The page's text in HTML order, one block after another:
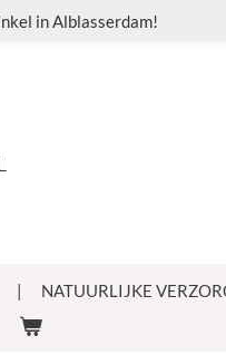
in Alblasserdam!
NATUURLIJKE